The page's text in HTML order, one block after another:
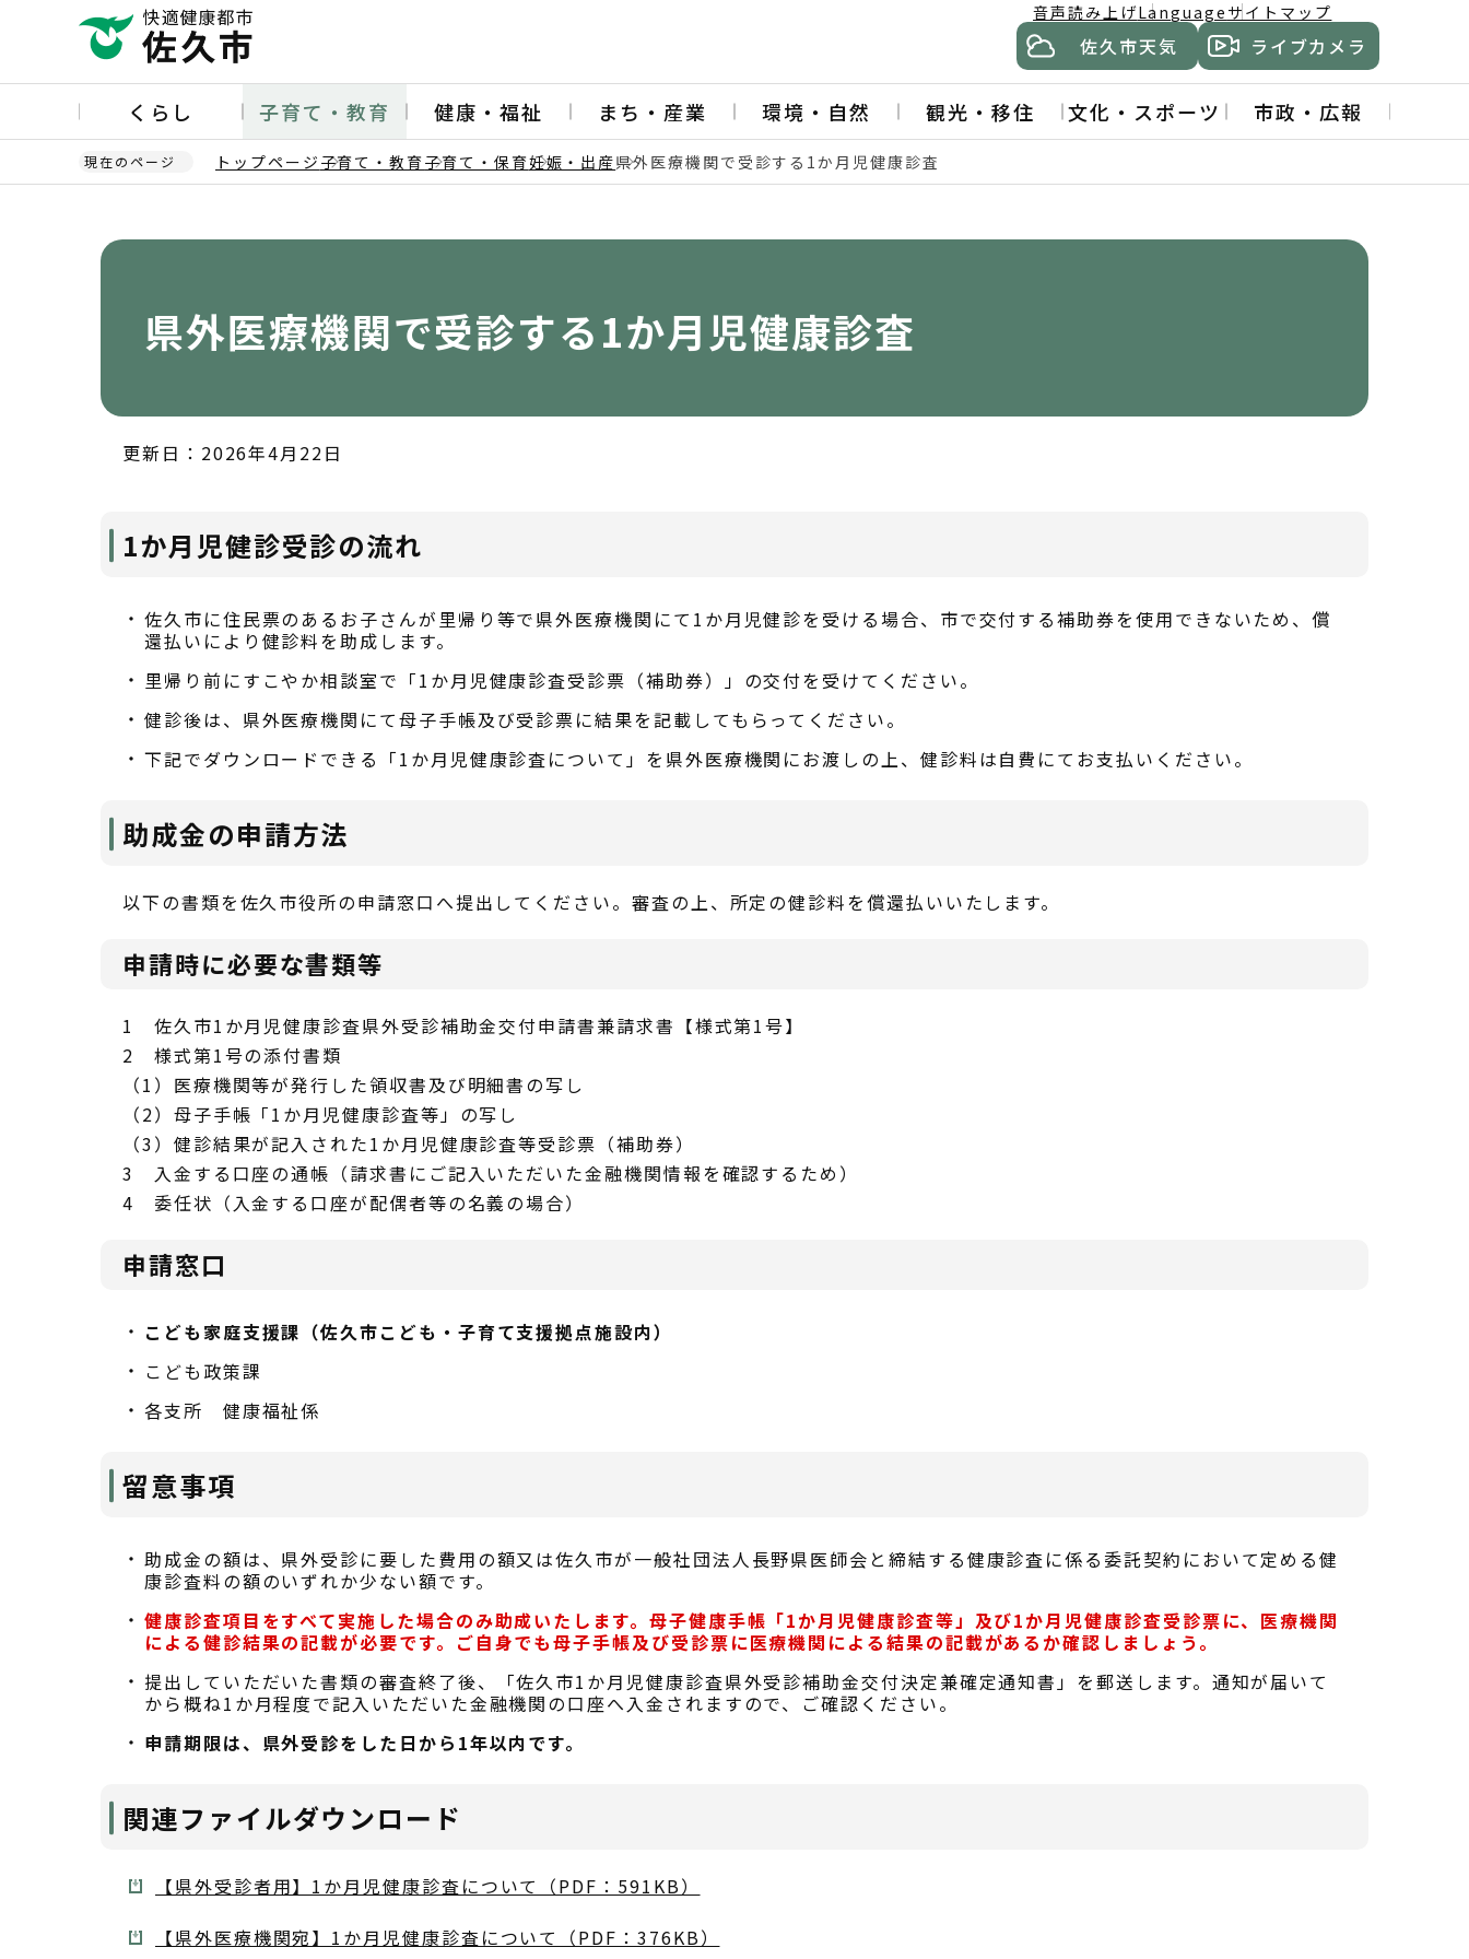
ー
の
音声読み上げLanguage サイトマップ
佐久市天気 ライブカメラ
くらし 子育て・教育 健康・福祉 まち・産業 環境・自然 観光・移住 文化・スポーツ 市政・広報
現在のページ トップページ 子育て・教育子育て・保育妊娠・出産県外医療機関で受診する1か月児健康診査
県外医療機関で受診する1か月児健康診査
更新日：2026年4月22日
1か月児健診受診の流れ
佐久市に住民票のあるお子さんが里帰り等で県外医療機関にて1か月児健診を受ける場合、市で交付する補助券を使用できないため、償
還払いにより健診料を助成します。
里帰り前にすこやか相談室で「1か月児健康診査受診票（補助券）」の交付を受けてください。
健診後は、県外医療機関にて母子手帳及び受診票に結果を記載してもらってください。
下記でダウンロードできる「1か月児健康診査について」を県外医療機関にお渡しの上、健診料は自費にてお支払いください。
助成金の申請方法
以下の書類を佐久市役所の申請窓口へ提出してください。審査の上、所定の健診料を償還払いいたします。
申請時に必要な書類等
1 佐久市1か月児健康診査県外受診補助金交付申請書兼請求書【様式第1号】
2 様式第1号の添付書類
（1）医療機関等が発行した領収書及び明細書の写し
（2）母子手帳「1か月児健康診査等」の写し
（3）健診結果が記入された1か月児健康診査等受診票（補助券）
3 入金する口座の通帳（請求書にご記入いただいた金融機関情報を確認するため）
4 委任状（入金する口座が配偶者等の名義の場合）
申請窓口
こども家庭支援課（佐久市こども・子育て支援拠点施設内）
こども政策課
各支所 健康福祉係
留意事項
助成金の額は、県外受診に要した費用の額又は佐久市が一般社団法人長野県医師会と締結する健康診査に係る委託契約において定める健
康診査料の額のいずれか少ない額です。
健康診査項目をすべて実施した場合のみ助成いたします。母子健康手帳「1か月児健康診査等」及び1か月児健康診査受診票に、医療機関
による健診結果の記載が必要です。ご自身でも母子手帳及び受診票に医療機関による結果の記載があるか確認しましょう。
提出していただいた書類の審査終了後、「佐久市1か月児健康診査県外受診補助金交付決定兼確定通知書」を郵送します。通知が届いて
から概ね1か月程度で記入いただいた金融機関の口座へ入金されますので、ご確認ください。
申請期限は、県外受診をした日から1年以内です。
関連ファイルダウンロード
【県外受診者用】1か月児健康診査について（PDF：591KB）
【県外医療機関宛】1か月児健康診査について（PDF：376KB）